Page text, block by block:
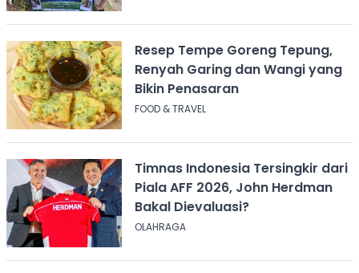
Resep Tempe Goreng Tepung,
Renyah Garing dan Wangi yang
Bikin Penasaran
FOOD & TRAVEL
Timnas Indonesia Tersingkir dari
Piala AFF 2026, John Herdman
Bakal Dievaluasi?
OLAHRAGA